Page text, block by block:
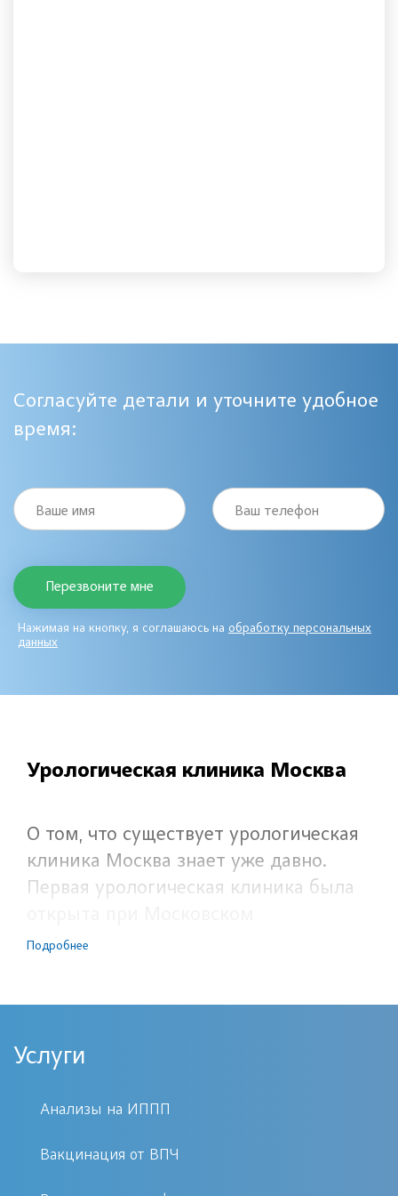
Согласуйте детали и уточните удобное
время:
Ваше имя Ваш телефон
Нажимая на кнопку, я соглашаюсь на обработку персональных
данных
Урологическая клиника Москва
О том, что существует урологическая
клиника Москва знает уже давно.
Первая урологическая клиника была
университете в 1866 году. С тех пор
совершенствуются методы
исследования, создаются
специальные инструменты,
лечению.
Подробнее
Услуги
Анализы на ИППП
Вакцинация от ВПЧ